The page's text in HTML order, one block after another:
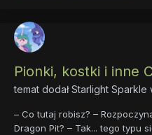
Pionki, kostki i inne
temat dodałStarlight Sparkle
– Co tutaj robisz? –
Dragon Pit? – Tak... tego typu